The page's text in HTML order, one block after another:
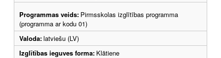
Programmas veids: Pirmsskolas izglītības programma
(programma ar kodu 01)
Valoda:latviešu (LV)
Izglītības ieguves forma: Klātiene